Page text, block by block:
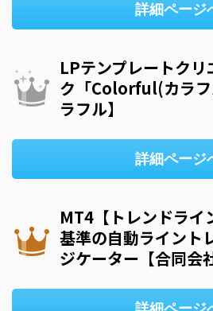
詳細ページ
LPテンプレートクリ
ク「Colorful(カラフ
ラフル】
詳細ページ
MT4【トレンドライ
基準の自動ライント
ジケーター【合同会